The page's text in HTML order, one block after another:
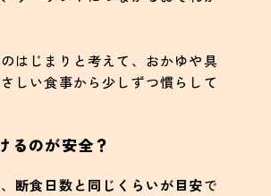
はじまりと考えて、おかゆや具
しい食事から少しずつ慣らして
るのが安全？
断食日数と同じくらいが目安で